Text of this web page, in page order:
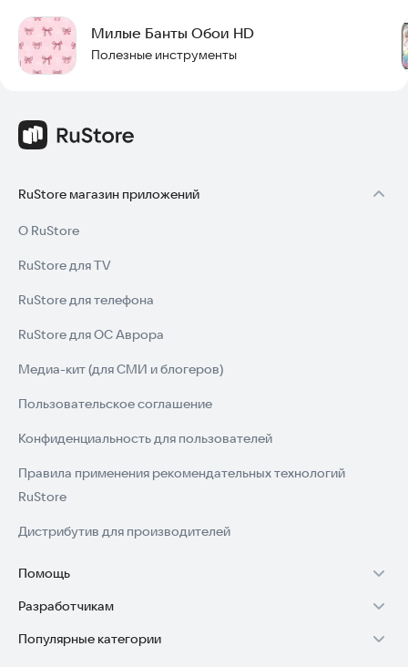
Милые Банты Обои HD
Полезные инструменты
RuStore магазин приложений
О RuStore
RuStore для TV
RuStore для телефона
RuStore для ОС Аврора
Медиа-кит (для СМИ и блогеров)
Пользовательское соглашение
Конфиденциальность для пользователей
Правила применения рекомендательных технологий
RuStore
Дистрибутив для производителей
Помощь
Установка RuStore на TV
Установка RuStore на телефон
Разработчикам
Зарабатывать с RuStore
Популярные категории